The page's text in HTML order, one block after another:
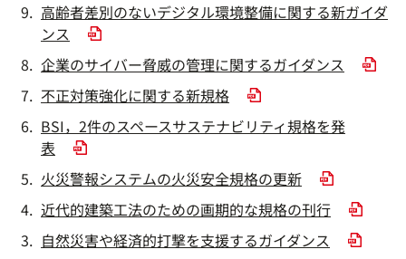
高齢者差別のないデジタル環境整備に関する新ガイダ
ンス
企業のサイバー脅威の管理に関するガイダンス
不正対策強化に関する新規格
BSI，2件のスペースサステナビリティ規格を発
表
火災警報システムの火災安全規格の更新
近代的建築工法のための画期的な規格の刊行
自然災害や経済的打撃を支援するガイダンス